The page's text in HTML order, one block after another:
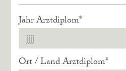
Jahr Arztdiplom*
Ort / Land Arztdiplom*